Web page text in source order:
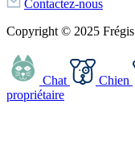
Contactez-nous
Copyright © 2025 Frégis
Chat Chien
propriétaire